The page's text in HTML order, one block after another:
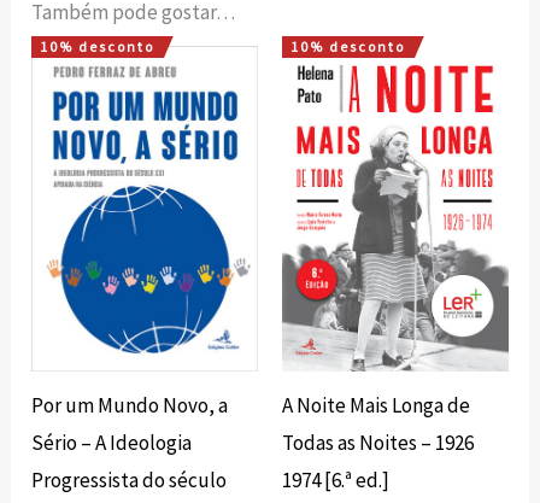
Também pode gostar…
10% desconto
Por um Mundo Novo, a
Sério – A Ideologia
Progressista do século
O
preço
original
era:
18,00 €.
O
preço
atual
é:
16,20 €.
10% desconto
A Noite Mais Longa de
Todas as Noites – 1926
1974 [6.ª ed.]
O
preço
original
era:
16,00 €.
O
preço
atual
14,40 €.